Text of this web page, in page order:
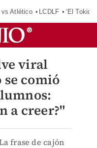
vs Atlético LCDLF ‘El Tokio’
viral
comió
a creer?"
frase de cajón